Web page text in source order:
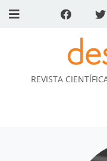
REVISTA